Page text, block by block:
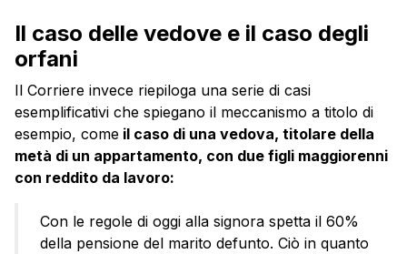
Il caso delle vedove e il caso degli
orfani
Il Corriere invece riepiloga una serie di casi
esemplificativi che spiegano il meccanismo a titolo di
esempio, come il caso di una vedova, titolare della
metà di un appartamento, con due figli maggiorenni
con reddito da lavoro:
Con le regole di oggi alla signora spetta il 60%
della pensione del marito defunto. Ciò in quanto